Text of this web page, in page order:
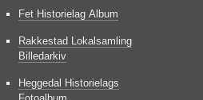
Fet Historielag Album
Rakkestad Lokalsamling
Billedarkiv
Heggedal Historielags